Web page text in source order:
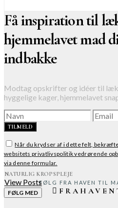
NATURLIG KROPSPLEJE
View Posts
FØLG MED
Få inspiration til
hjemmelavet mad
indbakke
Modtag opskrifter og idéer til
hyggelige kager, hjemmelavet
TILMELD
Når du krydser af i dette felt,
websitets privatlivspolitik vedrørende
via denne formular.
FØLG FRA HAVEN TIL